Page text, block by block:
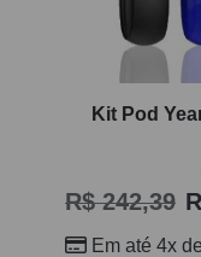
Kit Pod
R$242,39
Em até 4x